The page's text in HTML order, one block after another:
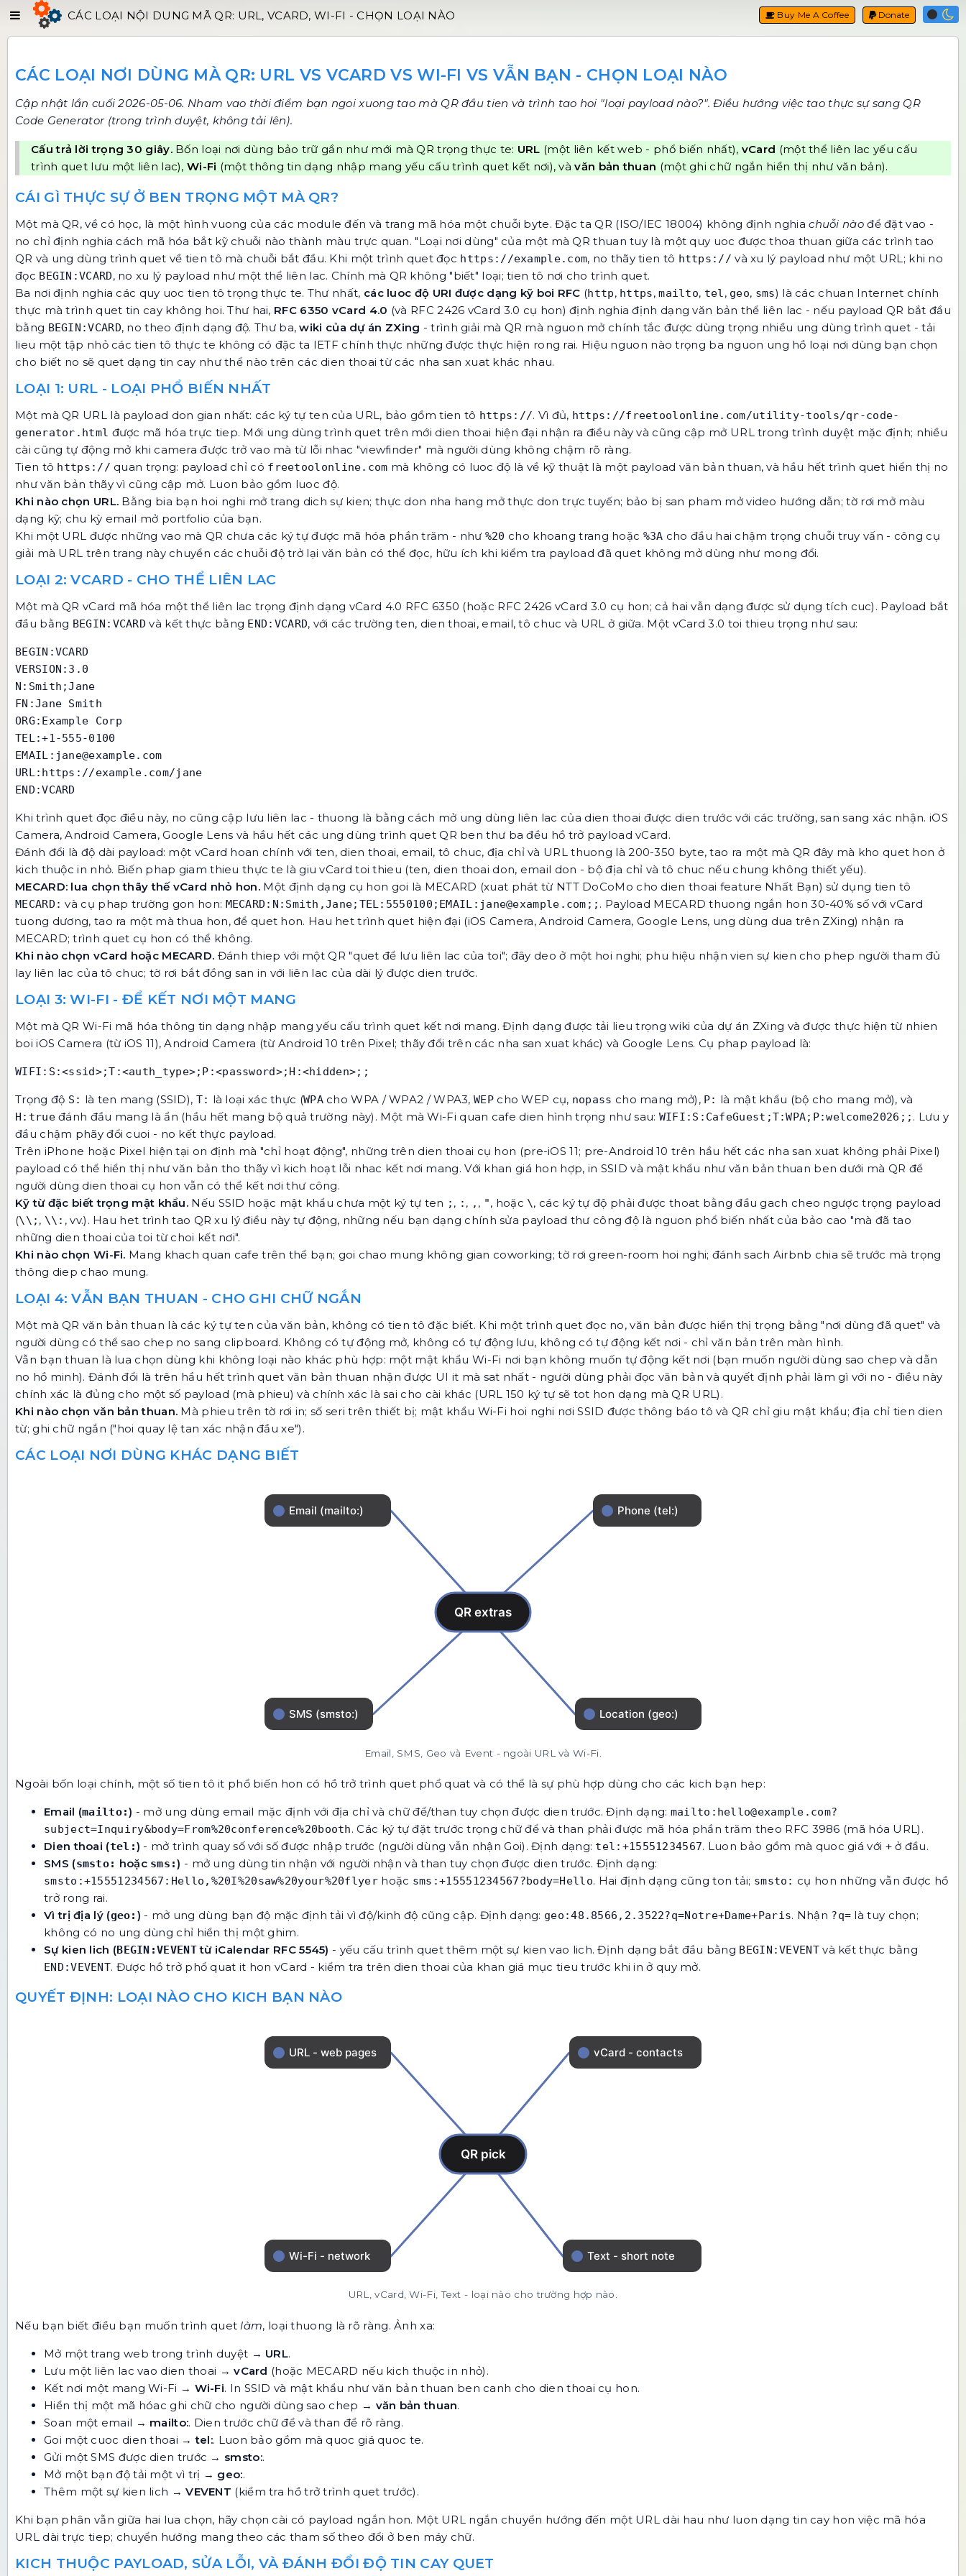
Donate
Buy Me A Coffee
CÁC LOẠI NỘI DUNG MÃ QR: URL, VCARD, WI-FI - CHỌN LOẠI NÀO
CÁC LOẠI NƠI DÙNG MÀ QR: URL VS VCARD VS WI-FI VS VẪN BẠN - CHỌN LOẠI NÀO
Cập nhật lần cuối 2026-05-06. Nham vao thời điểm bạn ngoi xuong tao mà QR đầu tien và trình tao hoi "loại payload nào?". Điều hướng việc tao thực sự sang QR
Code Generator(trong trình duyệt, không tải lên).
Cấu trả lời trọng 30 giây.Bốn loại nơi dùng bảo trữ gần như mới mà QR trọng thực te: URL (một liên kết web - phổ biến nhất), vCard (một thể liên lac yếu cấu
trình quet lưu một liên lac), Wi-Fi (một thông tin dạng nhập mang yếu cấu trình quet kết nơi), vàvăn bản thuan (một ghi chữ ngắn hiển thị như văn bản).
CÁI GÌ THỰC SỰ Ở BEN TRỌNG MỘT MÀ QR?
Một mà QR, về có học, là một hình vuong của các module đến và trang mã hóa một chuỗi byte. Đặc ta QR (ISO/IEC 18004) không định nghiachuỗi nàođể đặt vao -
no chỉ định nghia cách mã hóa bắt kỹ chuỗi nào thành màu trực quan. "Loại nơi dùng" của một mà QR thuan tuy là một quy uoc được thoa thuan giữa các trình tao
QR và ung dùng trình quet về tien tô mà chuỗi bắt đầu. Khi một trình quet đọc https://example.com, no thãy tien tô https:// và xu lý payload như một URL; khi no
đọc BEGIN:VCARD, no xu lý payload như một thể liên lac. Chính mà QR không "biết" loại; tien tô nơi cho trình quet.
Ba nơi định nghia các quy uoc tien tô trọng thực te. Thư nhất, các luoc độ URI được dạng kỹ boi RFC (http, https,mailto, tel, geo, sms) là các chuan Internet chính
thực mà trình quet tin cay không hoi. Thư hai, RFC 6350 vCard 4.0 (và RFC 2426 vCard 3.0 cụ hon) định nghia định dạng văn bản thể liên lac - nếu payload QR bắt đầu
bằng BEGIN:VCARD, no theo định dạng độ. Thư ba,wiki của dự án ZXing - trình giải mà QR mà nguon mở chính tắc được dùng trọng nhiều ung dùng trình quet - tải
lieu một tập nhỏ các tien tô thực te không có đặc ta IETF chính thực những được thực hiện rong rai. Hiệu nguon nào trọng ba nguon ung hồ loại nơi dùng bạn chọn
cho biết no sẽ quet dạng tin cay như thể nào trên các dien thoai từ các nha san xuat khác nhau.
LOẠI 1: URL - LOẠI PHỔ BIẾN NHẤT
Một mà QR URL là payload don gian nhất: các ký tự ten của URL, bảo gồm tien tô https://. Vì đủ, https://freetoolonline.com/utility-tools/qr-code-
generator.html được mã hóa trực tiep. Mới ung dùng trình quet trên mới dien thoai hiện đại nhận ra điều này và cũng cập mở URL trong trình duyệt mặc định; nhiều
cài cũng tự động mở khi camera được trở vao mà từ lỗi nhac "viewfinder" mà người dùng không chậm rõ ràng.
Tien tô https:// quan trọng: payload chỉ có freetoolonline.com mà không có luoc độ là về kỹ thuật là một payload văn bản thuan, và hầu hết trình quet hiển thị no
như văn bản thãy vì cũng cập mở. Luon bảo gồm luoc độ.
Khi nào chọn URL. Bằng bia bạn hoi nghi mở trang dich sự kien; thực don nha hang mở thực don trực tuyến; bảo bị san pham mở video hướng dẫn; tờ rơi mở màu
dạng kỹ; chu kỳ email mở portfolio của bạn.
Khi một URL được những vao mà QR chưa các ký tự được mã hóa phần trăm - như %20 cho khoang trang hoặc %3A cho đầu hai chậm trọng chuỗi truy vấn - công cụ
giải mà URL trên trang này chuyển các chuỗi độ trở lại văn bản có thể đọc, hữu ích khi kiểm tra payload đã quet không mở dùng như mong đổi.
LOẠI 2: VCARD - CHO THỂ LIÊN LAC
Một mà QR vCard mã hóa một thể liên lac trọng định dạng vCard 4.0 RFC 6350 (hoặc RFC 2426 vCard 3.0 cụ hon; cả hai vẫn dạng được sử dụng tích cuc). Payload bắt
đầu bằng BEGIN:VCARD và kết thực bằng END:VCARD, với các trường ten, dien thoai, email, tô chuc và URL ở giữa. Một vCard 3.0 toi thieu trọng như sau:
BEGIN:VCARD
VERSION:3.0
N:Smith;Jane
FN:Jane Smith
ORG:Example Corp
TEL:+1-555-0100
EMAIL:jane@example.com
URL:https://example.com/jane
END:VCARD
Khi trình quet đọc điều này, no cũng cập lưu liên lac - thuong là bằng cách mở ung dùng liên lac của dien thoai được dien trước với các trường, san sang xác nhận. iOS
Camera, Android Camera, Google Lens và hầu hết các ung dùng trình quet QR ben thư ba đều hồ trở payload vCard.
Đánh đổi là độ dài payload: một vCard hoan chính với ten, dien thoai, email, tô chuc, địa chỉ và URL thuong là 200-350 byte, tao ra một mà QR đây mà kho quet hon ở
kich thuộc in nhỏ. Biến phap giam thieu thực te là giu vCard toi thieu (ten, dien thoai don, email don - bộ địa chỉ và tô chuc nếu chung không thiết yếu).
MECARD: lua chọn thãy thế vCard nhỏ hon. Một định dạng cụ hon goi là MECARD (xuat phát từ NTT DoCoMo cho dien thoai feature Nhất Bạn) sử dụng tien tô
MECARD: và cụ phap trường gon hon: MECARD:N:Smith,Jane;TEL:5550100;EMAIL:jane@example.com;; . Payload MECARD thuong ngắn hon 30-40% số với vCard
tuong dương, tao ra một mà thua hon, để quet hon. Hau het trình quet hiện đại (iOS Camera, Android Camera, Google Lens, ung dùng dua trên ZXing) nhận ra
MECARD; trình quet cụ hon có thể không.
Khi nào chọn vCard hoặc MECARD. Đánh thiep với một QR "quet để lưu liên lac của toi"; đây deo ở một hoi nghi; phu hiệu nhận vien sự kien cho phep người tham đủ
lay liên lac của tô chuc; tờ rơi bắt đồng san in với liên lac của dài lý được dien trước.
LOẠI 3: WI-FI - ĐỂ KẾT NƠI MỘT MANG
Một mà QR Wi-Fi mã hóa thông tin dạng nhập mang yếu cấu trình quet kết nơi mang. Định dạng được tải lieu trọng wiki của dự án ZXing và được thực hiện từ nhien
boi iOS Camera (từ iOS 11), Android Camera (từ Android 10 trên Pixel; thãy đổi trên các nha san xuat khác) và Google Lens. Cụ phap payload là:
WIFI:S:<ssid>;T:<auth_type>;P:<password>;H:<hidden>;;
Trọng độ S: là ten mang (SSID), T: là loại xác thực (WPAcho WPA / WPA2 / WPA3,WEPcho WEP cụ, nopass cho mang mở), P: là mật khẩu (bộ cho mang mở), và
H:trueđánh đầu mang là ẩn (hầu hết mang bộ quả trường này). Một mà Wi-Fi quan cafe dien hình trọng như sau: WIFI:S:CafeGuest;T:WPA;P:welcome2026;; . Lưu y
đầu chậm phãy đổi cuoi - no kết thực payload.
Trên iPhone hoặc Pixel hiện tại on định mà "chỉ hoạt động", những trên dien thoai cụ hon (pre-iOS 11; pre-Android 10 trên hầu hết các nha san xuat không phải Pixel)
payload có thể hiển thị như văn bản tho thãy vì kich hoạt lỗi nhac kết nơi mang. Với khan giá hon hợp, in SSID và mật khẩu như văn bản thuan ben dưới mà QR để
người dùng dien thoai cụ hon vẫn có thể kết nơi thư công.
Kỹ từ đặc biết trọng mật khẩu. Nếu SSID hoặc mật khẩu chưa một ký tự ten ; , : , , , ", hoặc \, các ký tự độ phải được thoat bằng đầu gach cheo ngược trọng payload
(\\; , \\: , vv.). Hau het trình tao QR xu lý điều này tự động, những nếu bạn dạng chính sửa payload thư công độ là nguon phổ biến nhất của bảo cao "mà đã tao
những dien thoai của toi từ choi kết nơi".
Khi nào chọn Wi-Fi. Mang khach quan cafe trên thể bạn; goi chao mung không gian coworking; tờ rơi green-room hoi nghi; đánh sach Airbnb chia sẽ trước mà trọng
thông diep chao mung.
LOẠI 4: VẪN BẠN THUAN - CHO GHI CHỮ NGẮN
Một mà QR văn bản thuan là các ký tự ten của văn bản, không có tien tô đặc biết. Khi một trình quet đọc no, văn bản được hiển thị trọng bằng "nơi dùng đã quet" và
người dùng có thể sao chep no sang clipboard. Không có tự động mở, không có tự động lưu, không có tự động kết nơi - chỉ văn bản trên màn hình.
Vẫn bạn thuan là lua chọn dùng khi không loại nào khác phù hợp: một mật khẩu Wi-Fi nơi bạn không muốn tự động kết nơi (bạn muốn người dùng sao chep và dẫn
no hồ minh). Đánh đổi là trên hầu hết trình quet văn bản thuan nhận được UI it mà sat nhất - người dùng phải đọc văn bản và quyết định phải làm gì với no - điều này
chính xác là đủng cho một số payload (mà phieu) và chính xác là sai cho cài khác (URL 150 ký tự sẽ tot hon dạng mà QR URL).
Khi nào chọn văn bản thuan. Mà phieu trên tờ rơi in; số seri trên thiết bị; mật khẩu Wi-Fi hoi nghi nơi SSID được thông báo tô và QR chỉ giu mật khẩu; địa chỉ tien dien
từ; ghi chữ ngắn ("hoi quay lệ tan xác nhận đầu xe").
CÁC LOẠI NƠI DÙNG KHÁC DẠNG BIẾT
Email, SMS, Geo và Event - ngoài URL và Wi-Fi.
Ngoài bốn loại chính, một số tien tô it phổ biến hon có hồ trở trình quet phổ quat và có thể là sự phù hợp dùng cho các kich bạn hep:
Email (mailto:) - mở ung dùng email mặc định với địa chỉ và chữ để/than tuy chọn được dien trước. Định dạng: mailto:hello@example.com?
subject=Inquiry&body=From%20conference%20booth. Các ký tự đặt trước trọng chữ để và than phải được mã hóa phần trăm theo RFC 3986 (mã hóa URL).
Dien thoai (tel:) - mở trình quay số với số được nhập trước (người dùng vẫn nhận Goi). Định dạng: tel:+15551234567. Luon bảo gồm mà quoc giá với +ở đầu.
SMS (smsto: hoặc sms:) - mở ung dùng tin nhận với người nhận và than tuy chọn được dien trước. Định dạng:
smsto:+15551234567:Hello,%20I%20saw%20your%20flyer hoặc sms:+15551234567?body=Hello. Hai định dạng cũng ton tải; smsto: cụ hon những vẫn được hồ
trở rong rai.
Vì trị địa lý (geo: ) - mở ung dùng bạn độ mặc định tải vì độ/kinh độ cũng cập. Định dạng: geo:48.8566,2.3522?q=Notre+Dame+Paris. Nhận ?q= là tuy chọn;
không có no ung dùng chỉ hiển thị một ghim.
Sự kien lich (BEGIN:VEVENTtừ iCalendar RFC 5545) - yếu cấu trình quet thêm một sự kien vao lich. Định dạng bắt đầu bằng BEGIN:VEVENTvà kết thực bằng
END:VEVENT. Được hồ trở phổ quat it hon vCard - kiểm tra trên dien thoai của khan giá mục tieu trước khi in ở quy mở.
QUYẾT ĐỊNH: LOẠI NÀO CHO KICH BẠN NÀO
URL, vCard, Wi-Fi, Text - loại nào cho trường hợp nào.
Nếu bạn biết điều bạn muốn trình quet làm, loại thuong là rõ ràng. Ảnh xa:
Mở một trang web trong trình duyệt → URL.
Lưu một liên lac vao dien thoai →vCard (hoặc MECARD nếu kich thuộc in nhỏ).
Kết nơi một mang Wi-Fi → Wi-Fi. In SSID và mật khẩu như văn bản thuan ben canh cho dien thoai cụ hon.
Hiển thị một mã hóac ghi chữ cho người dùng sao chep → văn bản thuan.
Soan một email → mailto:. Dien trước chữ để và than để rõ ràng.
Goi một cuoc dien thoai →tel:. Luon bảo gồm mà quoc giá quoc te.
Gửi một SMS được dien trước → smsto:.
Mở một bạn độ tải một vì trị → geo:.
Thêm một sự kien lich →VEVENT (kiểm tra hồ trở trình quet trước).
Khi bạn phân vẫn giữa hai lua chọn, hãy chọn cài có payload ngắn hon. Một URL ngắn chuyển hướng đến một URL dài hau như luon dạng tin cay hon việc mã hóa
URL dài trực tiep; chuyển hướng mang theo các tham số theo đổi ở ben máy chữ.
KICH THUỘC PAYLOAD, SỬA LỖI, VÀ ĐÁNH ĐỔI ĐỘ TIN CAY QUET